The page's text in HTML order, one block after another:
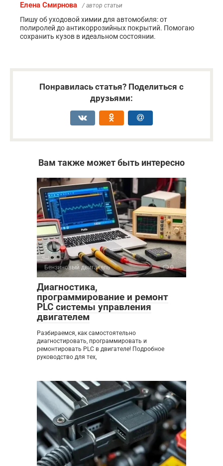
Елена Смирнова / автор статьи
Пишу об уходовой химии для автомобиля: от
полиролей до антикоррозийных покрытий. Помогаю
сохранить кузов в идеальном состоянии.
Понравилась статья? Поделиться с
друзьями:
Вам также может быть интересно
Бензиновый двигатель 0
Диагностика,
программирование и ремонт
PLC системы управления
двигателем
Разбираемся, как самостоятельно
диагностировать, программировать и
ремонтировать PLC в двигателе! Подробное
руководство для тех,